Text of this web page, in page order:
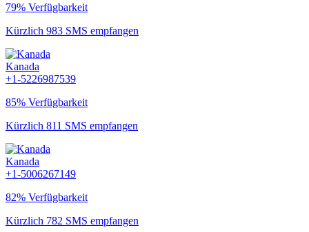
79% Verfügbarkeit
Kürzlich 983 SMS empfangen
Kanada
+1-5226987539
85% Verfügbarkeit
Kürzlich 811 SMS empfangen
Kanada
+1-5006267149
82% Verfügbarkeit
Kürzlich 782 SMS empfangen